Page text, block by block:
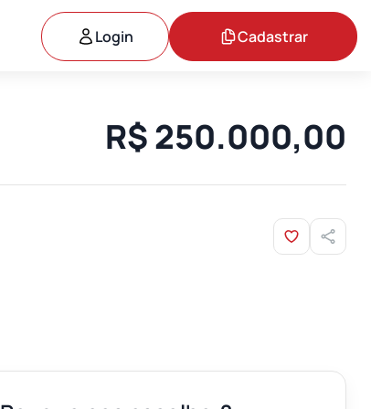
Login Cadastrar
R$ 250.000,00